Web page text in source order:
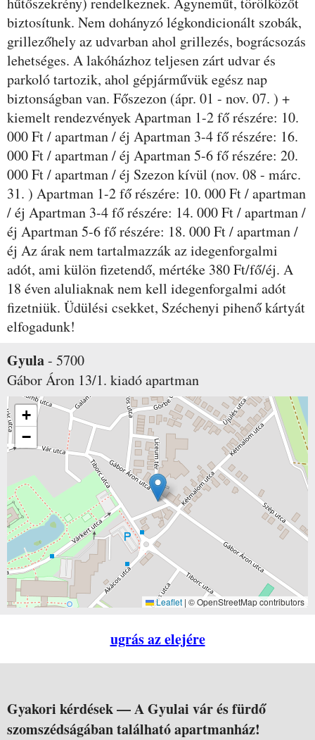
biztosítunk. Nem dohányzó légkondicionált szobák,
grillezőhely az udvarban ahol grillezés, bográcsozás
lehetséges. A lakóházhoz teljesen zárt udvar és
parkoló tartozik, ahol gépjárművük egész nap
biztonságban van. Főszezon (ápr. 01 - nov. 07. ) +
kiemelt rendezvények Apartman 1-2 fő részére: 10.
000 Ft / apartman / éj Apartman 3-4 fő részére: 16.
000 Ft / apartman / éj Apartman 5-6 fő részére: 20.
000 Ft / apartman / éj Szezon kívül (nov. 08 - márc.
31. ) Apartman 1-2 fő részére: 10. 000 Ft / apartman
/ éj Apartman 3-4 fő részére: 14. 000 Ft / apartman /
éj Apartman 5-6 fő részére: 18. 000 Ft / apartman /
éj Az árak nem tartalmazzák az idegenforgalmi
adót, ami külön fizetendő, mértéke 380 Ft/fő/éj. A
18 éven aluliaknak nem kell idegenforgalmi adót
fizetniük. Üdülési csekket, Széchenyi pihenő kártyát
elfogadunk!
Gyula- 5700
Gábor Áron 13/1. kiadó apartman
+
−
Leaflet | © OpenStreetMap contributors
ugrás az elejére
Gyakori kérdések —A Gyulai vár és fürdő
szomszédságában található apartmanház!